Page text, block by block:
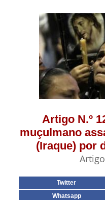
Artigo N.º
muçulmano
(Iraque) por
Twitter
Whatsapp